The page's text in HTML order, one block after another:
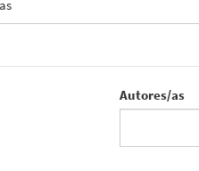
Autores/as